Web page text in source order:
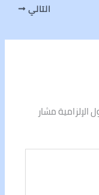
التالي
الإلزامية مشار